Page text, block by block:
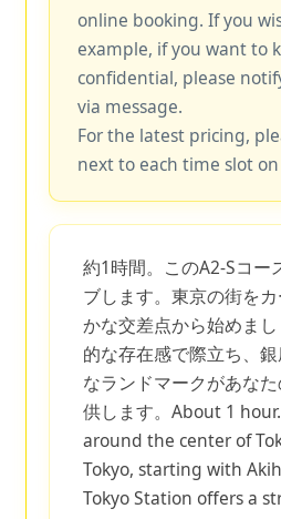
online booking. If you
example, if you want to
confidential, please
via message.
For the latest pricing,
next to each time slot
約1時間。このA2-Sコ
ブします。東京の街を
かな交差点から始めま
的な存在感で際立ち、
なランドマークがあな
供します。About 1
around the center of
Tokyo, starting with
Tokyo Station offers a